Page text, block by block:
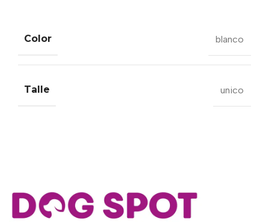
Color blanco
Talle unico